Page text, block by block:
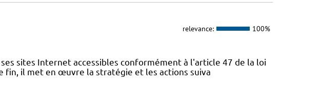
relevance: 100%
sites Internet accessibles conformément à l'article 47 de la loi
fin, il met en œuvre la stratégie et les actions suiva